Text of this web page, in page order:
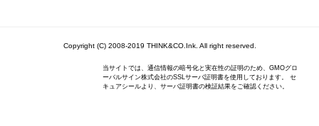
Copyright (C) 2008-2019 THINK&CO.Ink. All right reserved.
当サイトでは、通信情報の暗号化と実在性の証明のため、GMOグロ
ーバルサイン株式会社のSSLサーバ証明書を使用しております。 セ
キュアシールより、サーバ証明書の検証結果をご確認ください。